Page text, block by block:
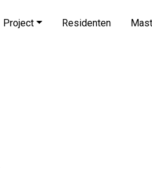
Project Residenten